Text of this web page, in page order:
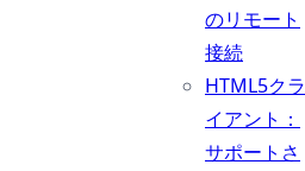
のリモート
接続
HTML5クラ
イアント：
サポートさ